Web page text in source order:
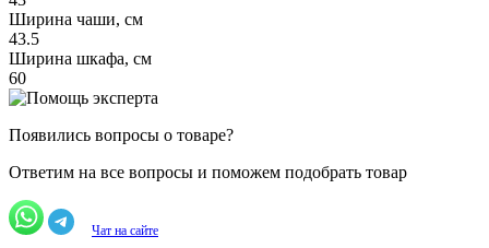
Ширина чаши, см
43.5
Ширина шкафа, см
60
Появились вопросы о товаре?
Ответим на все вопросы и поможем подобрать товар
Чат на сайте